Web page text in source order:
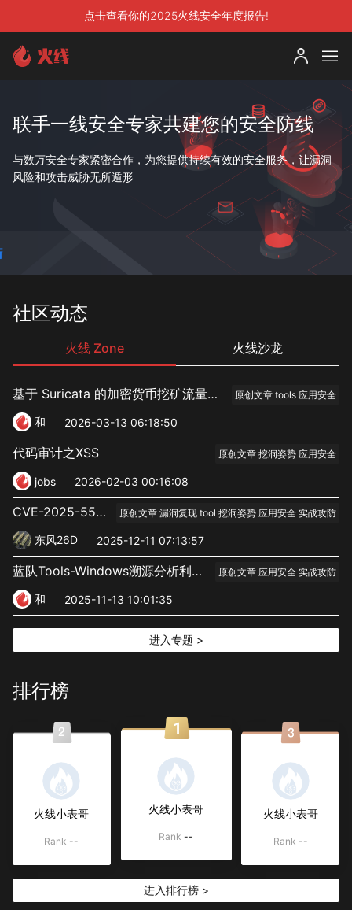
点击查看你的2025火线安全年度报告!
联手一线安全专家共建您的安全防线
与数万安全专家紧密合作，为您提供持续有效的安全服务，让漏洞
风险和攻击威胁无所遁形
社区动态
火线 Zone 火线沙龙
基于 Suricata 的加密货币挖矿流量识别与治理工具实践 原创文章 tools 应用安全
和 2026-03-13 06:18:50
代码审计之XSS 原创文章 挖洞姿势 应用安全
jobs 2026-02-03 00:16:08
CVE-2025-55182 0day的利用技巧-过waf和shell踩坑 原创文章 漏洞复现 tool 挖洞姿势 应用安全 实战攻防
东风26D 2025-12-11 07:13:57
蓝队Tools-Windows溯源分析利器WinTracePro 原创文章 应用安全 实战攻防
和 2025-11-13 10:01:35
进入专题 >
排行榜
火线小表哥
Rank --
火线小表哥
Rank --
火线小表哥
Rank --
进入排行榜 >